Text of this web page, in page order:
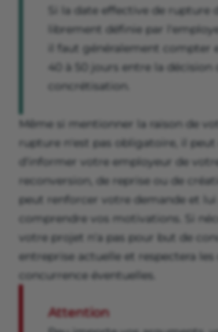
Si la date effective de rupture
librement définie par
il faut généralement compter
40 à 50 jours entre la décision
concrétisation.
Même si mentionner la raison de
rupture n'est pas obligatoire, il
d'informer votre employeur de
reconversion, de reprise ou de
peut renforcer votre demande et
comprendre vos motivations. Si
votre projet n'a pas pour but de
entreprise actuelle et respectera les
concurrence éventuelles.
Attention